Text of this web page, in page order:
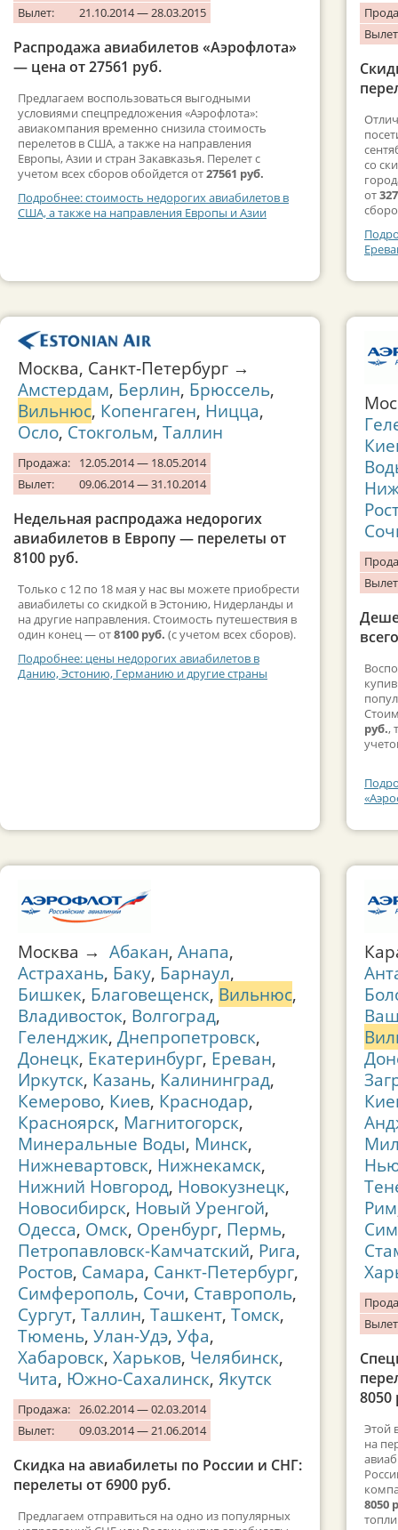
Вылет:
21.10.2014 — 28.03.2015
Распродажа авиабилетов «Аэрофлота»
— цена от 27561 руб.
Предлагаем воспользоваться выгодными
условиями спецпредложения «Аэрофлота»:
авиакомпания временно снизила стоимость
перелетов в США, а также на направления
Европы, Азии и стран Закавказья. Перелет с
учетом всех сборов обойдется от27561 руб.
Подробнее: стоимость недорогих авиабилетов в
США, а также на направления Европы и Азии
Москва, Санкт-Петербург →
Амстердам, Берлин, Брюссель,
Вильнюс, Копенгаген, Ницца,
Осло, Стокгольм, Таллин
Продажа:
12.05.2014 — 18.05.2014
Вылет:
09.06.2014 — 31.10.2014
Недельная распродажа недорогих
авиабилетов в Европу — перелеты от
8100 руб.
Только с 12 по 18 мая у нас вы можете приобрести
авиабилеты со скидкой в Эстонию, Нидерланды и
на другие направления. Стоимость путешествия в
один конец — от8100 руб. (с учетом всех сборов).
Подробнее: цены недорогих авиабилетов в
Данию, Эстонию, Германию и другие страны
Москва → Абакан, Анапа,
Астрахань, Баку, Барнаул,
Бишкек, Благовещенск, Вильнюс,
Владивосток, Волгоград,
Геленджик, Днепропетровск,
Донецк, Екатеринбург, Ереван,
Иркутск, Казань, Калининград,
Кемерово, Киев, Краснодар,
Красноярск, Магнитогорск,
Минеральные Воды, Минск,
Нижневартовск, Нижнекамск,
Нижний Новгород, Новокузнецк,
Новосибирск, Новый Уренгой,
Одесса, Омск, Оренбург, Пермь,
Петропавловск-Камчатский, Рига,
Ростов, Самара, Санкт-Петербург,
Симферополь, Сочи, Ставрополь,
Сургут, Таллин, Ташкент, Томск,
Тюмень, Улан-Удэ, Уфа,
Хабаровск, Харьков, Челябинск,
Чита, Южно-Сахалинск, Якутск
Продажа: 26.02.2014 — 02.03.2014
Вылет:
09.03.2014 — 21.06.2014
Скидка на авиабилеты по России и СНГ:
перелеты от 6900 руб.
Предлагаем отправиться на одно из популярных
со
от
руб.,
Рим
8050
Этой
на
8050